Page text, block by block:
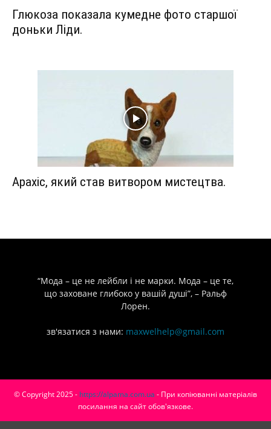
Глюкоза показала кумедне фото старшої
доньки Ліди.
Арахіс, який став витвором мистецтва.
“Мода – це не лейбли і не марки. Мода – це те,
що заховане глибоко у вашій душі”, – Ральф
Лорен.
зв'язатися з нами: maxwelhelp@gmail.com
© Copyright 2025 - https://alpama.com.ua - При копіюванні матеріалів
посилання на сайт обов'язкове.